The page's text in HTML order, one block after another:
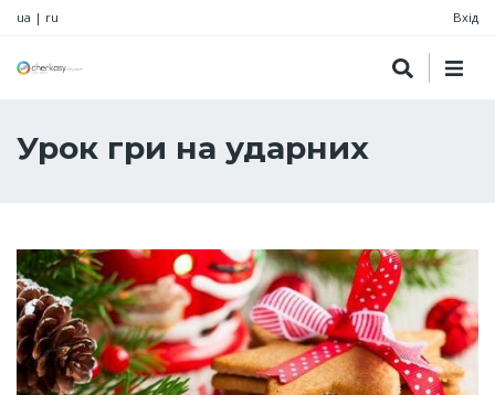
ua | ru Вхід
Урок гри на ударних